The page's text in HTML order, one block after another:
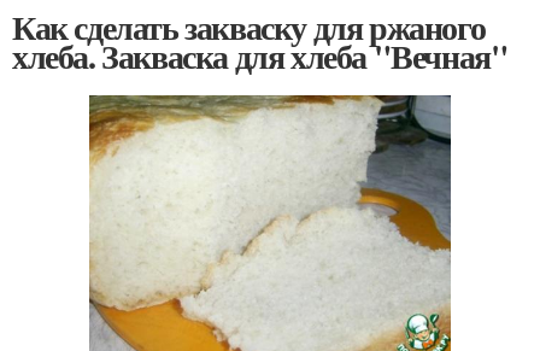
Как сделать закваску для ржаного
хлеба. Закваска для хлеба "Вечная"